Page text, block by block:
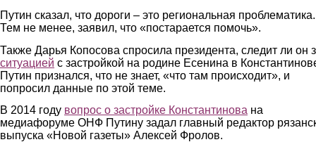
Путин сказал, что дороги – это региональная проблематика.
Тем не менее, заявил, что «постарается помочь».
Также Дарья Копосова спросила президента, следит ли он
ситуацией с застройкой на родине Есенина в
Путин признался, что не знает, «что там происходит», и
попросил данные по этой теме.
В 2014 году вопрос о застройке Константинова на
медиафоруме ОНФ Путину задал главный редактор
выпуска «Новой газеты» Алексей Фролов.